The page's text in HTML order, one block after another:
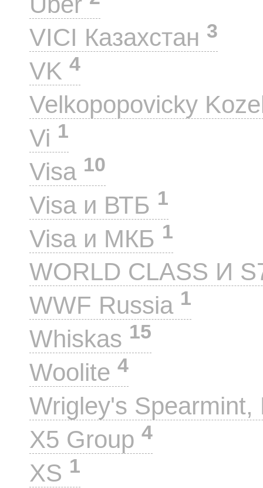
VICI Казахстан 3
VK 4
Velkopopovicky
Vi 1
Visa 10
Visa и ВТБ 1
Visa и МКБ 1
WORLD CLASS И
WWF Russia 1
Whiskas 15
Woolite 4
Wrigley's
X5 Group 4
XS 1